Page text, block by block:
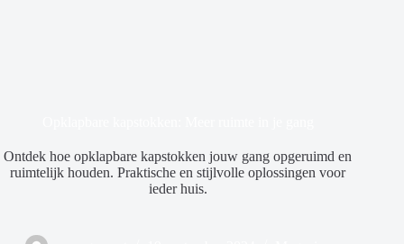
Ontdek hoe opklapbare kapstokken jouw gang opgeruimd en
ruimtelijk houden. Praktische en stijlvolle oplossingen voor
ieder huis.